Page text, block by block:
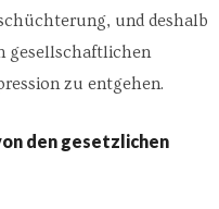
und deshalb
gesellschaftlichen
zu entgehen.
den gesetzlichen